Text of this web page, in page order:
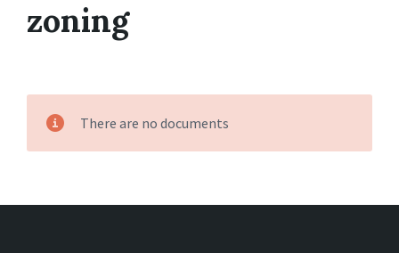
zoning
There are no documents